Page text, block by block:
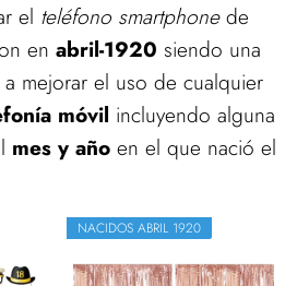
el teléfono smartphonede
en abril-1920 siendo una
mejorar el uso de cualquier
móvil incluyendo alguna
mes y año en el que nació el
NACIDOS ABRIL 1920